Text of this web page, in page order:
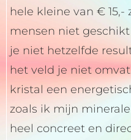
hele kleine van €
mensen niet
je niet hetzelfde
het veld je niet
kristal een
zoals ik mijn
heel concreet en